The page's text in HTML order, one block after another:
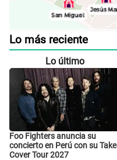
Lo más reciente
Lo último
Foo Fighters anuncia su
concierto en Perú con su Take
Cover Tour 2027